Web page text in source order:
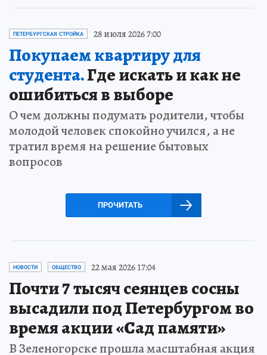
ПЕТЕРБУРГСКАЯ СТРОЙКА 28 июля 2026 7:00
Покупаем квартиру для
студента.Где искать и как не
ошибиться в выборе
О чем должны подумать родители, чтобы
молодой человек спокойно учился, а не
тратил время на решение бытовых
вопросов
ПРОЧИТАТЬ
НОВОСТИ ОБЩЕСТВО 22 мая 2026 17:04
Почти 7 тысяч сеянцев сосны
высадили под Петербургом во
время акции «Сад памяти»
В Зеленогорске прошла масштабная акция